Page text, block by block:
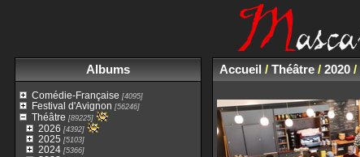
Albums
Comédie-Française [4095]
Festival d'Avignon [56246]
Théâtre [89225]
2026 [4392]
2025 [5103]
2024[5366]
Accueil/ Théâtre/ 2020/